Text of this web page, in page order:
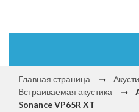
Главная страница
Встраиваемая акустика
Sonance VP65R XT